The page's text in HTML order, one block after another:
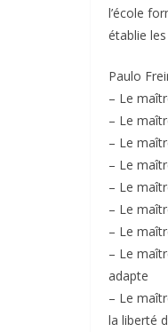
l’école
établie
Paulo
– Le
– Le
– Le
– Le
– Le
– Le
– Le
– Le
adapte
– Le
la liberté